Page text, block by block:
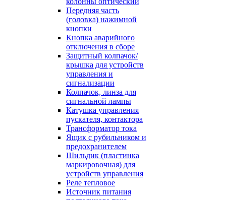
Передняя часть
(головка) нажимной
кнопки
Кнопка аварийного
отключения в сборе
Защитный колпачок/
крышка для устройств
управления и
сигнализации
Колпачок, линза для
сигнальной лампы
Катушка управления
пускателя, контактора
Трансформатор тока
Ящик с рубильником и
предохранителем
Шильдик (пластинка
маркировочная) для
устройств управления
Реле тепловое
Источник питания